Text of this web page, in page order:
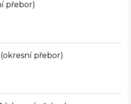
přebor)
přebor)